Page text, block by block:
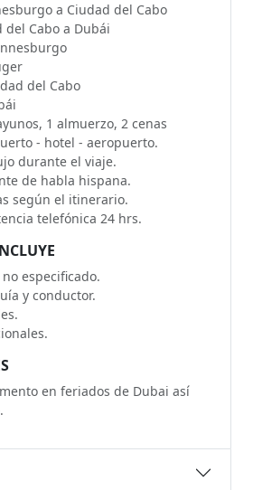
a Ciudad del Cabo
del Cabo a Dubái
del Cabo
1 almuerzo, 2 cenas
- hotel - aeropuerto.
durante el viaje.
de habla hispana.
según el itinerario.
telefónica 24 hrs.
especificado.
y conductor.
en feriados de Dubai así